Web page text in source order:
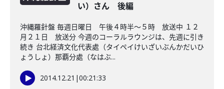
い）さん 後編
沖縄羅針盤 毎週日曜日 午後４時半～５時 放送中 １２
月２１日 放送分 今週のコーラルラウンジは、先週に引き
続き 台北経済文化代表處（タイペイけいざいぶんかだいひ
ょうしょ）那覇分處（なはぶ...
2014.12.21 |00:21:33